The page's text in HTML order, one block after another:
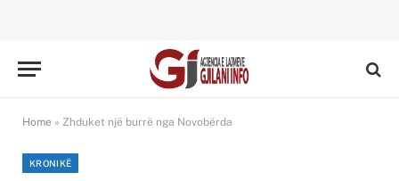
Home » Zhduket një burrë nga Novobërda
KRONIKË